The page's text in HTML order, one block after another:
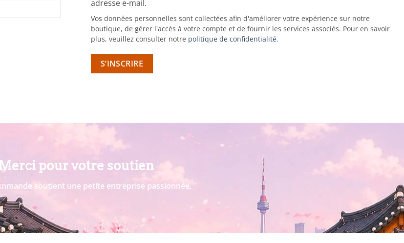
adresse e-mail.
Vos données personnelles sont collectées afin d'améliorer votre expérience sur notre
boutique, de gérer l'accès à votre compte et de fournir les services associés. Pour en savoir
plus, veuillez consulter notre politique de confidentialité.
S’INSCRIRE
pour votre soutien
soutient une petite entreprise passionnée.